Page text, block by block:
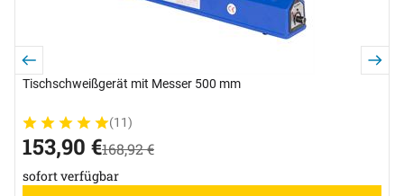
Tischschweißgerät mit Messer 500 mm
Bewertung: 5 von 5 (11 Bewertungen)
11 Bewertungen
(11)
statt:
168,92€
jetzt:
153,90 €
sofort verfügbar